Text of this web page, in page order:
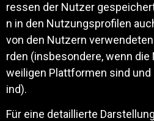
ressen der Nutzer
n in den Nutzungsprofilen
von den Nutzern
rden (insbesondere, wenn
weiligen Plattformen sind
ind).
Für eine detaillierte